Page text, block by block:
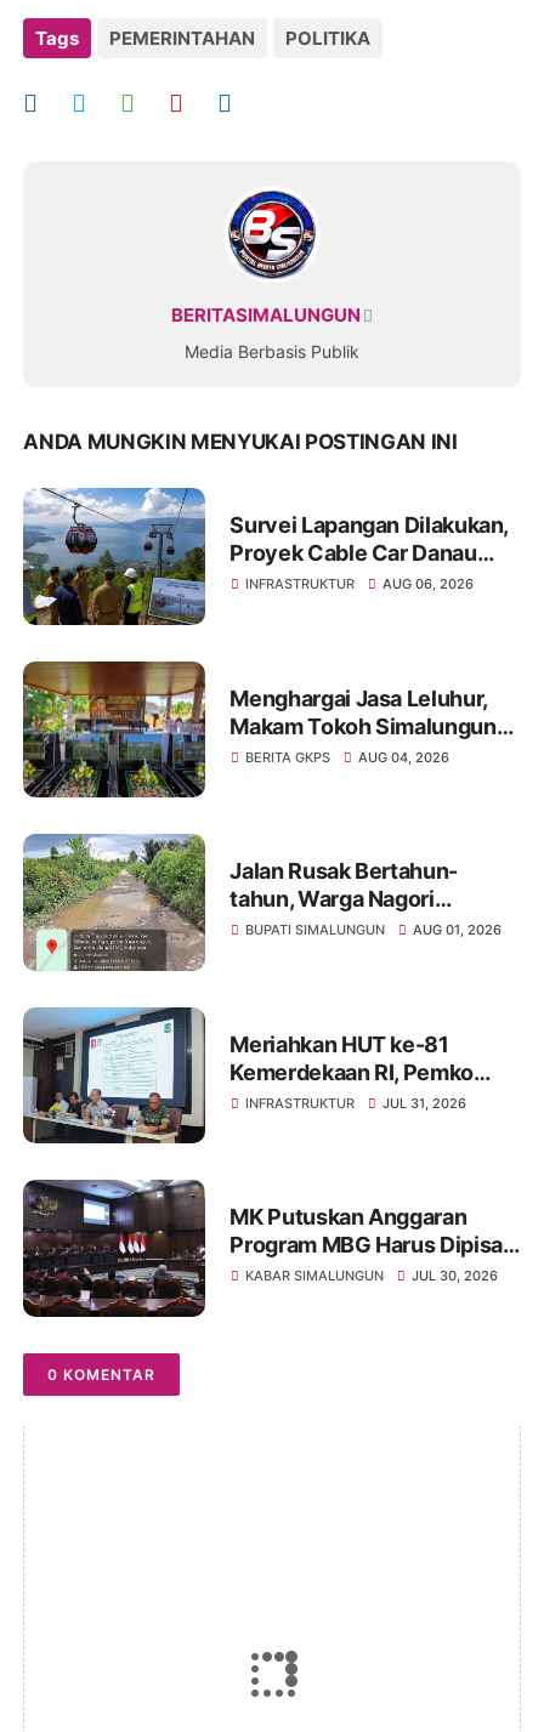
Tags PEMERINTAHAN POLITIKA
BERITASIMALUNGUN
Media Berbasis Publik
ANDA MUNGKIN MENYUKAI POSTINGAN INI
Survei Lapangan Dilakukan,
Proyek Cable Car Danau
Toba Masih Terkendala
INFRASTRUKTUR AUG 06, 2026
Menghargai Jasa Leluhur,
Makam Tokoh Simalungun
dr. Djasamen Saragih Resmi
BERITA GKPS AUG 04, 2026
Jalan Rusak Bertahun-
tahun, Warga Nagori
Sibangun Mariah Bergotong
BUPATI SIMALUNGUN AUG 01, 2026
Meriahkan HUT ke-81
Kemerdekaan RI, Pemko
Pematangsiantar
INFRASTRUKTUR JUL 31, 2026
MK Putuskan Anggaran
Program MBG Harus Dipisah
dari Anggaran Pendidikan
KABAR SIMALUNGUN JUL 30, 2026
0 KOMENTAR